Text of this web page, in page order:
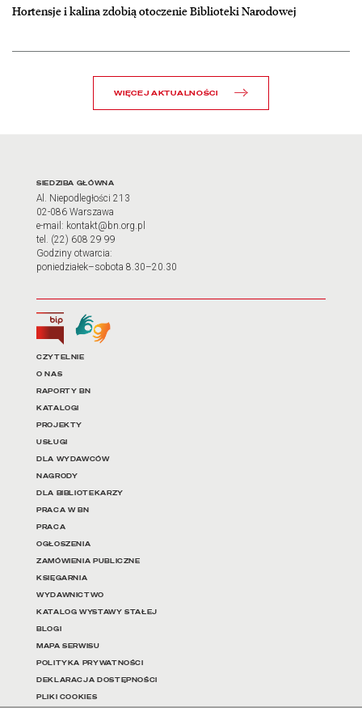
Hortensje i kalina zdobią otoczenie Biblioteki Narodowej
WIĘCEJ AKTUALNOŚCI
Adres oraz godziny
SIEDZIBA GŁÓWNA
Al. Niepodległości 213
02-086 Warszawa
e-mail: kontakt@bn.org.pl
tel. (22) 608 29 99
Godziny otwarcia:
poniedziałek–sobota 8.30–20.30
Biuletyn Informacji Publicznej
Tłumacz języka migowego
Linki do najważniejszych
CZYTELNIE
O NAS
RAPORTY BN
KATALOGI
PROJEKTY
USŁUGI
DLA WYDAWCÓW
NAGRODY
DLA BIBLIOTEKARZY
PRACA W BN
PRACA
OGŁOSZENIA
ZAMÓWIENIA PUBLICZNE
KSIĘGARNIA
WYDAWNICTWO
KATALOG WYSTAWY STAŁEJ
BLOGI
MAPA SERWISU
POLITYKA PRYWATNOŚCI
DEKLARACJA DOSTĘPNOŚCI
PLIKI COOKIES